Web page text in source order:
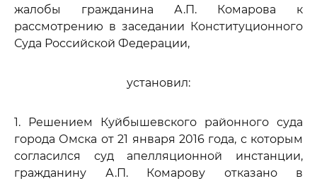
жалобы гражданина А.П. Комарова к
рассмотрению в заседании Конституционного
Суда Российской Федерации,
установил:
1. Решением Куйбышевского районного суда
города Омска от 21 января 2016 года, с которым
согласился суд апелляционной инстанции,
гражданину А.П. Комарову отказано в